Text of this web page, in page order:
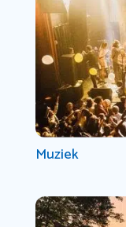
Muziek